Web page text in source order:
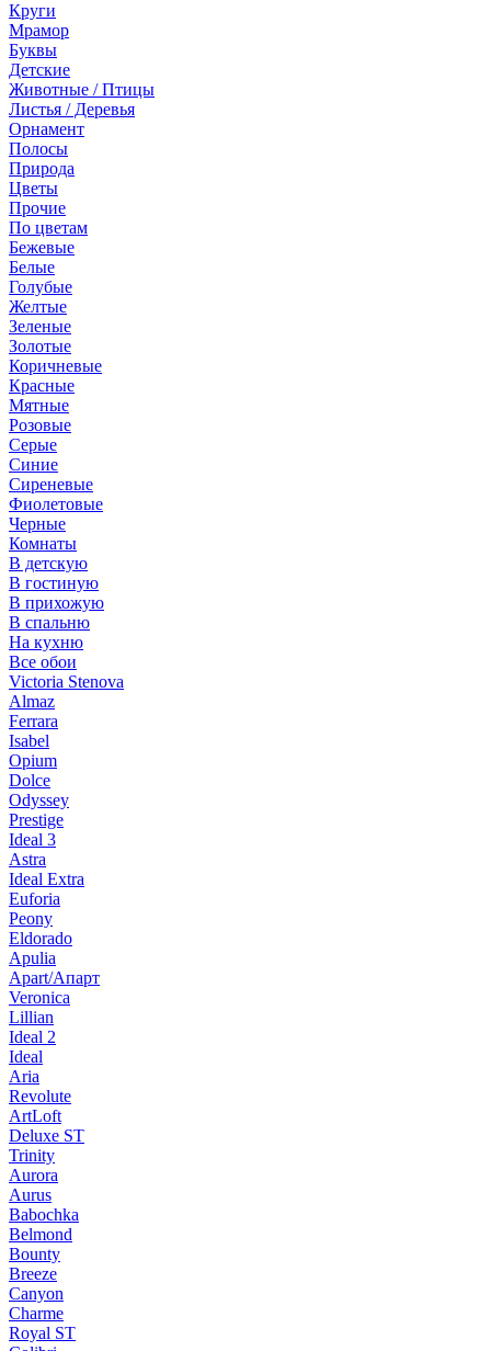
Круги
Мрамор
Буквы
Детские
Животные / Птицы
Листья / Деревья
Орнамент
Полосы
Природа
Цветы
Прочие
По цветам
Бежевые
Белые
Голубые
Желтые
Зеленые
Золотые
Коричневые
Красные
Мятные
Розовые
Серые
Синие
Сиреневые
Фиолетовые
Черные
Комнаты
В детскую
В гостиную
В прихожую
В спальню
На кухню
Все обои
Victoria Stenova
Almaz
Ferrara
Isabel
Opium
Dolce
Odyssey
Prestige
Ideal 3
Astra
Ideal Extra
Euforia
Peony
Eldorado
Apulia
Apart/Апарт
Veronica
Lillian
Ideal 2
Ideal
Aria
Revolute
ArtLoft
Deluxe ST
Trinity
Aurora
Aurus
Babochka
Belmond
Bounty
Breeze
Canуon
Charme
Royal ST